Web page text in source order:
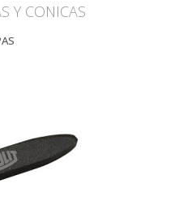
Y CONICAS